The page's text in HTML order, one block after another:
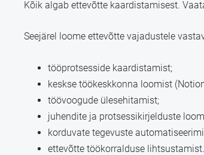
Kõik algab ettevõtte kaardistamisest.
Seejärel loome ettevõtte vajadustele
tööprotsesside kaardistamist;
keskse töökeskkonna loomist
töövoogude ülesehitamist;
juhendite ja protsessikirjelduste
korduvate tegevuste
ettevõtte töökorralduse lihtsustamist.